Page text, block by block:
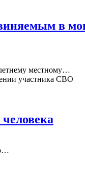
в
местному…